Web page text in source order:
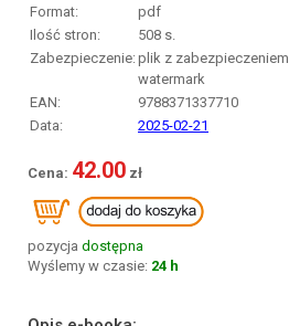
Format:
pdf
Ilość stron:
508 s.
Zabezpieczenie: plik z zabezpieczeniem
watermark
EAN:
9788371337710
Data:
2025-02-21
42.00
pozycja dostępna
Wyślemy w czasie: 24 h